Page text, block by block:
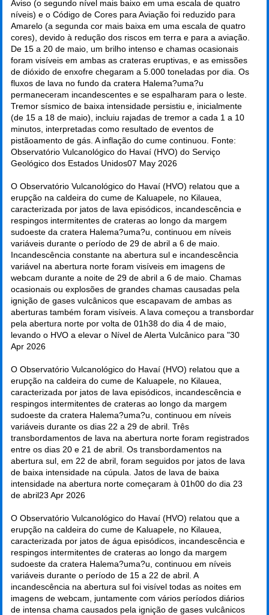
Aviso (o segundo nível mais baixo em uma escala de quatro
níveis) e o Código de Cores para Aviação foi reduzido para
Amarelo (a segunda cor mais baixa em uma escala de quatro
cores), devido à redução dos riscos em terra e para a aviação.
De 15 a 20 de maio, um brilho intenso e chamas ocasionais
foram visíveis em ambas as crateras eruptivas, e as emissões
de dióxido de enxofre chegaram a 5.000 toneladas por dia. Os
fluxos de lava no fundo da cratera Halema?uma?u
permaneceram incandescentes e se espalharam para o leste.
Tremor sísmico de baixa intensidade persistiu e, inicialmente
(de 15 a 18 de maio), incluiu rajadas de tremor a cada 1 a 10
minutos, interpretadas como resultado de eventos de
pistãoamento de gás. A inflação do cume continuou. Fonte:
Observatório Vulcanológico do Havaí (HVO) do Serviço
Geológico dos Estados Unidos07 May 2026
O Observatório Vulcanológico do Havaí (HVO) relatou que a
erupção na caldeira do cume de Kaluapele, no Kilauea,
caracterizada por jatos de lava episódicos, incandescência e
respingos intermitentes de crateras ao longo da margem
sudoeste da cratera Halema?uma?u, continuou em níveis
variáveis durante o período de 29 de abril a 6 de maio.
Incandescência constante na abertura sul e incandescência
variável na abertura norte foram visíveis em imagens de
webcam durante a noite de 29 de abril a 6 de maio. Chamas
ocasionais ou explosões de grandes chamas causadas pela
ignição de gases vulcânicos que escapavam de ambas as
aberturas também foram visíveis. A lava começou a transbordar
pela abertura norte por volta de 01h38 do dia 4 de maio,
levando o HVO a elevar o Nível de Alerta Vulcânico para "30
Apr 2026
O Observatório Vulcanológico do Havaí (HVO) relatou que a
erupção na caldeira do cume de Kaluapele, no Kilauea,
caracterizada por jatos de lava episódicos, incandescência e
respingos intermitentes de crateras ao longo da margem
sudoeste da cratera Halema?uma?u, continuou em níveis
variáveis durante os dias 22 a 29 de abril. Três
transbordamentos de lava na abertura norte foram registrados
entre os dias 20 e 21 de abril. Os transbordamentos na
abertura sul, em 22 de abril, foram seguidos por jatos de lava
de baixa intensidade na cúpula. Jatos de lava de baixa
intensidade na abertura norte começaram à 01h00 do dia 23
de abril23 Apr 2026
O Observatório Vulcanológico do Havaí (HVO) relatou que a
erupção na caldeira do cume de Kaluapele, no Kilauea,
caracterizada por jatos de água episódicos, incandescência e
respingos intermitentes de crateras ao longo da margem
sudoeste da cratera Halema?uma?u, continuou em níveis
variáveis durante o período de 15 a 22 de abril. A
incandescência na abertura sul foi visível todas as noites em
imagens de webcam, juntamente com vários períodos diários
de intensa chama causados pela ignição de gases vulcânicos